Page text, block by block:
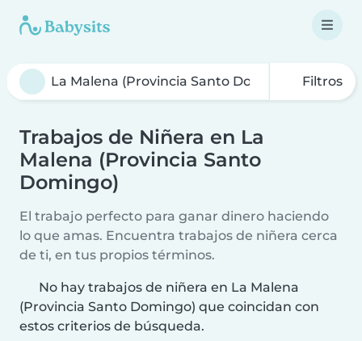
Filtros
Trabajos de Niñera en La
Malena (Provincia Santo
Domingo)
El trabajo perfecto para ganar dinero haciendo
lo que amas. Encuentra trabajos de niñera cerca
de ti, en tus propios términos.
No hay trabajos de niñera en La Malena
(Provincia Santo Domingo) que coincidan con
estos criterios de búsqueda.